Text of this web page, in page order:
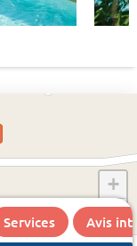
+
−
Services Avis